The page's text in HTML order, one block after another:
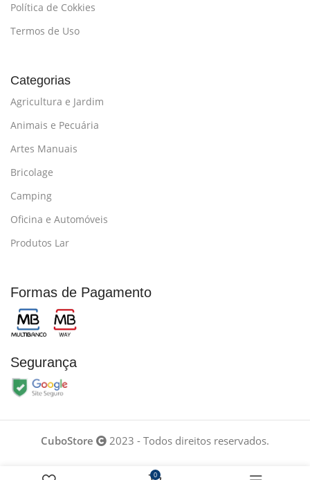
Política de Cokkies
Termos de Uso
Categorias
Agricultura e Jardim
Animais e Pecuária
Artes Manuais
Bricolage
Camping
Oficina e Automóveis
Produtos Lar
Formas de Pagamento
Segurança
CuboStore 2023 - Todos direitos reservados.
Desenvolvido por
0